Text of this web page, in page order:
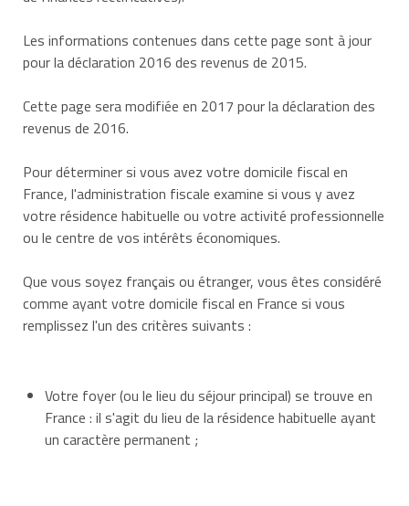
Les informations contenues dans cette page sont à jour
pour la déclaration 2016 des revenus de 2015.
Cette page sera modifiée en 2017 pour la déclaration des
revenus de 2016.
Pour déterminer si vous avez votre domicile fiscal en
France, l'administration fiscale examine si vous y avez
votre résidence habituelle ou votre activité professionnelle
ou le centre de vos intérêts économiques.
Que vous soyez français ou étranger, vous êtes considéré
comme ayant votre domicile fiscal en France si vous
remplissez l'un des critères suivants :
Votre foyer (ou le lieu du séjour principal) se trouve en
France : il s'agit du lieu de la résidence habituelle ayant
un caractère permanent ;